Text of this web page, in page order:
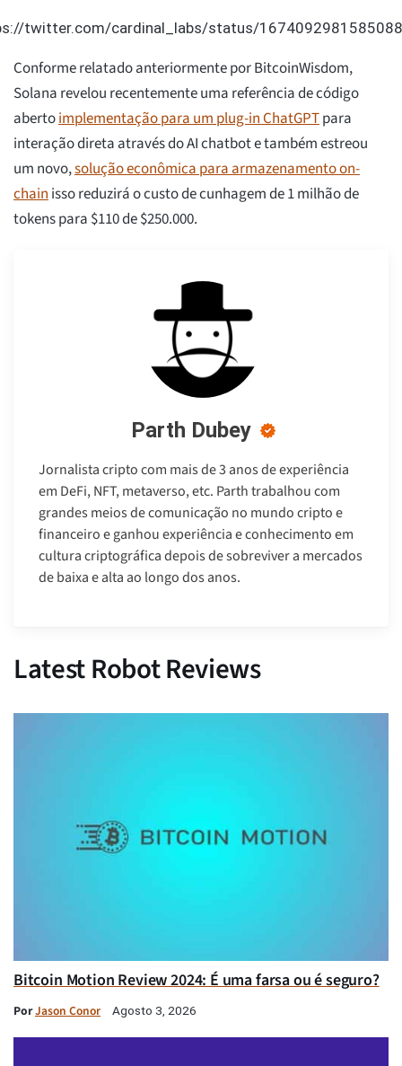
twitter.com/cardinal_labs/status/
Conforme relatado anteriormente por BitcoinWisdom,
Solana revelou recentemente uma referência de código
abertoimplementação para um plug-in ChatGPTpara
interação direta através do AI chatbot e também estreou
um novo,solução econômica para armazenamento on-
chainisso reduzirá o custo de cunhagem de 1 milhão de
tokens para $110 de $250.000.
Parth Dubey
Jornalista cripto com mais de 3 anos de experiência
em DeFi, NFT, metaverso, etc. Parth trabalhou com
grandes meios de comunicação no mundo cripto e
financeiro e ganhou experiência e conhecimento em
cultura criptográfica depois de sobreviver a mercados
de baixa e alta ao longo dos anos.
Latest Robot Reviews
Bitcoin Motion Review 2024: É uma farsa ou é seguro?
PorJason Conor Agosto 3, 2026